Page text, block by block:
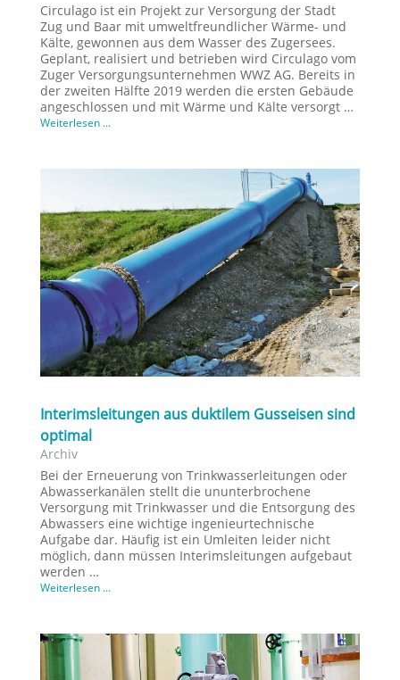
Circulago ist ein Projekt zur Versorgung der Stadt
Zug und Baar mit umweltfreundlicher Wärme- und
Kälte, gewonnen aus dem Wasser des Zugersees.
Geplant, realisiert und betrieben wird Circulago vom
Zuger Versorgungsunternehmen WWZ AG. Bereits in
der zweiten Hälfte 2019 werden die ersten Gebäude
angeschlossen und mit Wärme und Kälte versorgt …
Weiterlesen ...
Interimsleitungen aus duktilem Gusseisen sind
optimal
Archiv
Bei der Erneuerung von Trinkwasserleitungen oder
Abwasserkanälen stellt die ununterbrochene
Versorgung mit Trinkwasser und die Entsorgung des
Abwassers eine wichtige ingenieurtechnische
Aufgabe dar. Häufig ist ein Umleiten leider nicht
möglich, dann müssen Interimsleitungen aufgebaut
werden …
Weiterlesen ...